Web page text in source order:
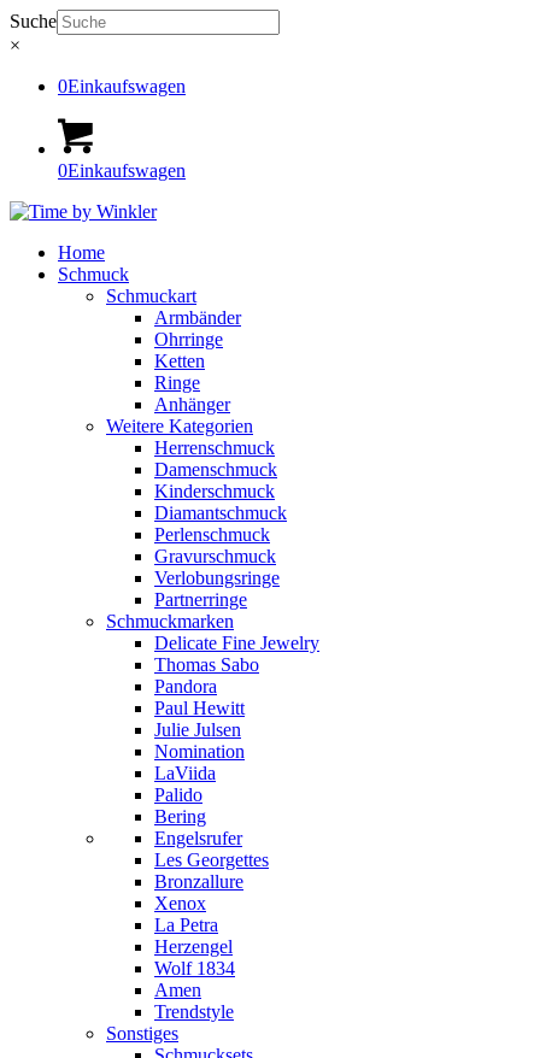
Suche
×
0Einkaufswagen
0Einkaufswagen
Home
Schmuck
Schmuckart
Armbänder
Ohrringe
Ketten
Ringe
Anhänger
Weitere Kategorien
Herrenschmuck
Damenschmuck
Kinderschmuck
Diamantschmuck
Perlenschmuck
Gravurschmuck
Verlobungsringe
Partnerringe
Schmuckmarken
Delicate Fine Jewelry
Thomas Sabo
Pandora
Paul Hewitt
Julie Julsen
Nomination
LaViida
Palido
Bering
Engelsrufer
Les Georgettes
Bronzallure
Xenox
La Petra
Herzengel
Wolf 1834
Amen
Trendstyle
Sonstiges